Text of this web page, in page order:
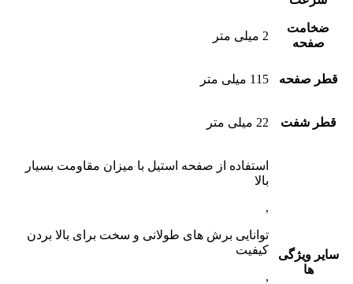
ضخامت
صفحه
2 میلی متر
قطر صفحه 115 میلی متر
قطر شفت 22 میلی متر
سایر ویژگی
ها
استفاده از صفحه استیل با میزان مقاومت بسیار
بالا
,
توانایی برش های طولانی و سخت برای بالا بردن
کیفیت
,